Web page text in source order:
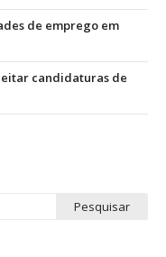
de emprego em
candidaturas de